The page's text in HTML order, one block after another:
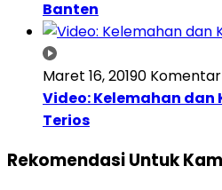
Banten
Maret 16, 20190 Komentar
Video: Kelemahan dan
Terios
Rekomendasi Untuk